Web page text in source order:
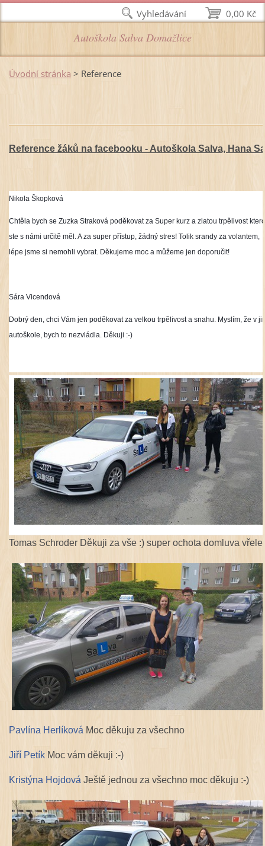
Autoškola Salva Domažlice
Úvodní stránka > Reference
Reference žáků na facebooku - Autoškola Salva, Hana
Nikola Škopková
Chtěla bych se Zuzka Straková poděkovat za Super kurz a zlatou trpělivost
ste s námi určitě měl. A za super přístup, žádný stres! Tolik srandy za volantem,
lépe jsme si nemohli vybrat. Děkujeme moc a můžeme jen doporučit!
Sára Vicendová
Dobrý den, chci Vám jen poděkovat za velkou trpělivost a snahu. Myslím, že v
autoškole, bych to nezvládla. Děkuji :-)
Tomas Schroder Děkuji za vše :) super ochota domluva
Pavlína Herlíková Moc děkuju za všechno
Jiří Petík Moc vám děkuji :-)
Kristýna Hojdová Ještě jednou za všechno moc děkuju :-)
0,00 Kč
Vyhledávání